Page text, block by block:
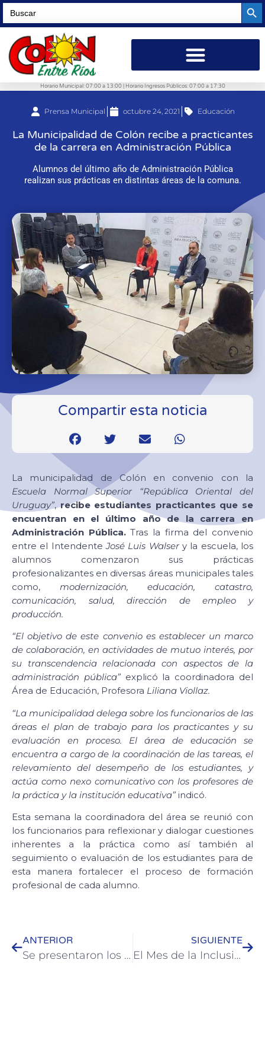
Search
for:
Horario Municipal: 07:00 a 13:00 | Horario Ingresos Públicos: 07:00 a 17:30
Prensa Municipal octubre 24, 2021 Educación
La Municipalidad de Colón recibe a practicantes
de la carrera en Administración Pública
Alumnos del último año de Administración Pública
realizan sus prácticas en distintas áreas de la comuna.
Compartir esta noticia
La municipalidad de Colón en convenio con la
Escuela Normal Superior “República Oriental del
Uruguay”,recibe estudiantes practicantes que se
encuentran en el último año de la carrera en
Administración Pública.Tras la firma del convenio
entre el IntendenteJosé Luis Walsery la escuela, los
alumnos comenzaron sus prácticas
profesionalizantes en diversas áreas municipales tales
como, modernización, educación, catastro,
comunicación, salud, dirección de empleo y
producción.
“El objetivo de este convenio es establecer un marco
de colaboración, en actividades de mutuo interés, por
su transcendencia relacionada con aspectos de la
administración pública”explicó la coordinadora del
Área de Educación, Profesora Liliana Viollaz.
“La municipalidad delega sobre los funcionarios de las
áreas el plan de trabajo para los practicantes y su
evaluación en proceso. El área de educación se
encuentra a cargo de la coordinación de las tareas, el
relevamiento del desempeño de los estudiantes, y
actúa como nexo comunicativo con los profesores de
la práctica y la institución educativa”indicó.
Esta semana la coordinadora del área se reunió con
los funcionarios para reflexionar y dialogar cuestiones
inherentes a la práctica como así también al
seguimiento o evaluación de los estudiantes para de
esta manera fortalecer el proceso de formación
profesional de cada alumno.
ANTERIOR
Se presentaron los talleres de instrumentos, vestimenta y disfraces para los Tradicionales Corsos Colonenses 2022
SIGUIENTE
El Mes de la Inclusión cerró con una peña folclórica en Colón